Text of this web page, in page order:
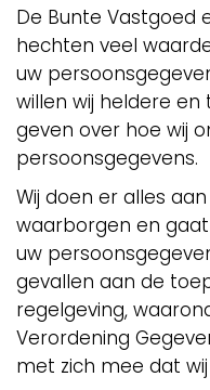
De Bunte Vastgoed
hechten veel
uw
willen wij heldere
geven over hoe wij
persoonsgegevens.
Wij doen er alles
waarborgen en
uw
gevallen aan de
regelgeving,
Verordening
met zich mee dat